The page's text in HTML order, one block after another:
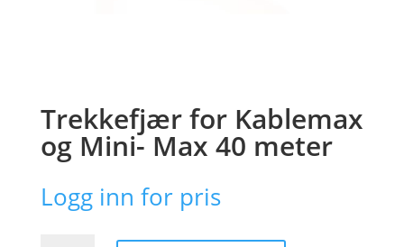
Trekkefjær for Kablemax
og Mini- Max 40 meter
Logg inn for pris